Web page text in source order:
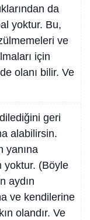
da
yoktur. Bu,
ve
için
olanı bilir. Ve
geri
alabilirsin.
yanına
yoktur. (Böyle
aydın
ve kendilerine
olandır. Ve